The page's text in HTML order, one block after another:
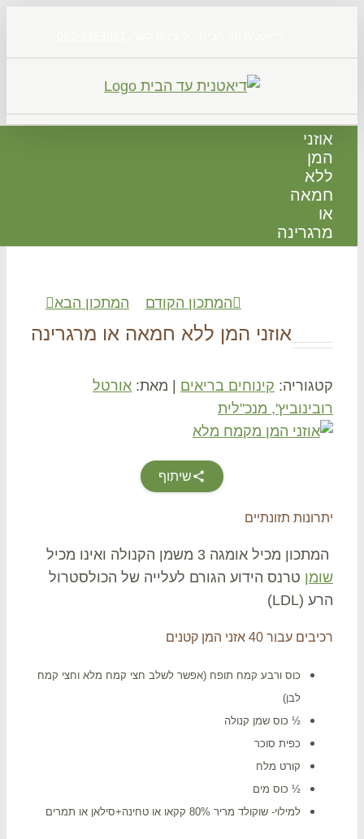
המתכון הקודם המתכון הבא
אוזני המן ללא חמאה או מרגרינה
קינוחים בריאים | מאת:
אורטל
מנכ"לית
שיתוף
תזונתיים
מכיל אומגה 3 משמן הקנולה ואינו מכיל
טרנס הידוע הגורם לעלייה של הכולסטרול
עבור 40 אזני המן קטנים
כוס ורבע קמח תופח (אפשר לשלב חצי קמח מלא וחצי קמח
½ כוס שמן קנולה
כפית סוכר
קורט מלח
½ כוס מים
למילוי- שוקולד מריר 80% קקאו או טחינה+סילאן או תמרים